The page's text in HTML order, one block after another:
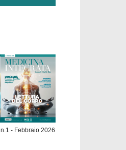
n.1 - Febbraio 2026